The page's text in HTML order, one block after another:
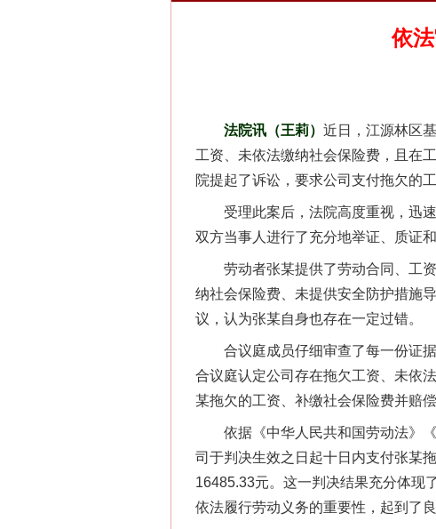
依
法院讯（王莉） 近日，江源林区
工资、未依法缴纳社会保险费，且在
院提起了诉讼，要求公司支付拖欠的
受理此案后，法院高度重视，迅速
双方当事人进行了充分地举证、质证和
劳动者张某提供了劳动合同、工资
纳社会保险费、未提供安全防护措施
议，认为张某自身也存在一定过错。
合议庭成员仔细审查了每一份证据
合议庭认定公司存在拖欠工资、未依
某拖欠的工资、补缴社会保险费并赔偿
依据《中华人民共和国劳动法》《
司于判决生效之日起十日内支付张某
16485.33元。这一判决结果充分体现
依法履行劳动义务的重要性，起到了
习近平的博鳌关键词